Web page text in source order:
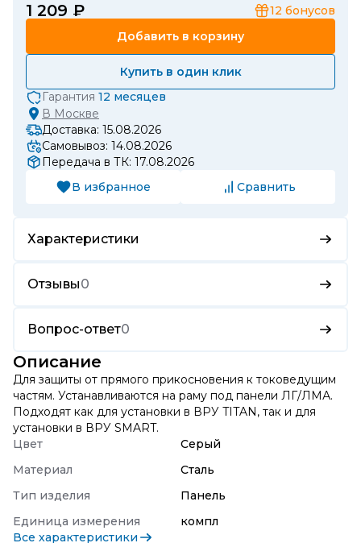
1 209 ₽ 12 бонусов
Добавить в корзину
Купить в один клик
Гарантия 12 месяцев
В Москве
Доставка: 15.08.2026
Самовывоз: 14.08.2026
Передача в ТК: 17.08.2026
В избранное
Сравнить
Характеристики
Отзывы0
Вопрос-ответ0
Описание
Для защиты от прямого прикосновения к токоведущим
частям. Устанавливаются на раму под панели ЛГ/ЛМА.
Подходят как для установки в ВРУ TITAN, так и для
установки в ВРУ SMART.
Цвет
Серый
Материал
Сталь
Тип изделия
Панель
Единица измерения
компл
Все характеристики